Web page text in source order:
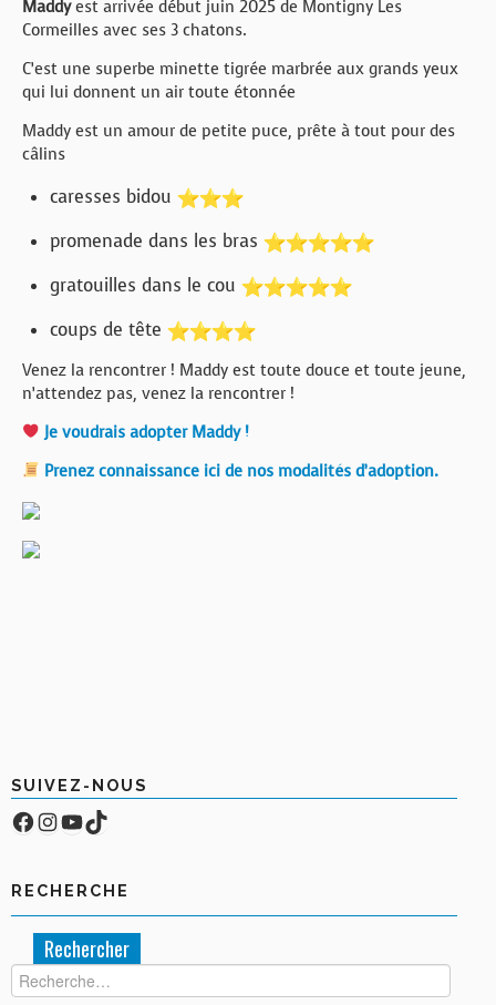
Maddyest arrivée début juin 2025 de Montigny Les
Cormeilles avec ses 3 chatons.
C’est une superbe minette tigrée marbrée aux grands yeux
qui lui donnent un air toute étonnée
Maddy est un amour de petite puce, prête à tout pour des
câlins
caresses bidou
promenade dans les bras
gratouilles dans le cou
coups de tête
Venez la rencontrer ! Maddy est toute douce et toute jeune,
n’attendez pas, venez la rencontrer !
Je voudrais adopter Maddy !
Prenez connaissance ici de nos modalités d’adoption.
SUIVEZ-NOUS
Facebook
Compte Instagram
YouTube
TikTok
RECHERCHE
Rechercher :